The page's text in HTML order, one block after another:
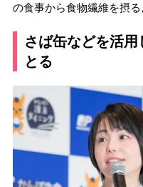
の食事から食物繊維を摂る
さば缶などを活
とる